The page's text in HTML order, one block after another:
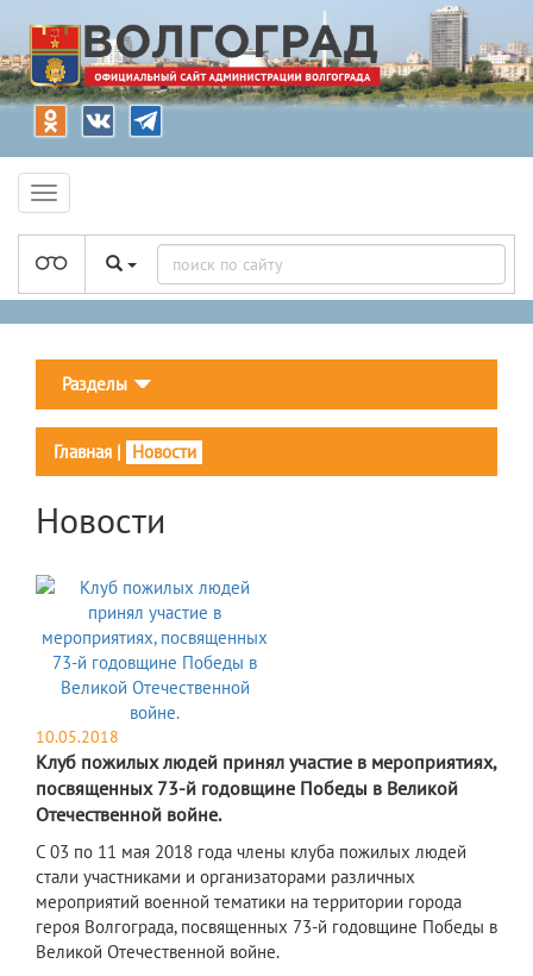
Разделы
Главная | Новости
Новости
10.05.2018
Клуб пожилых людей принял участие в мероприятиях,
посвященных 73-й годовщине Победы в Великой
Отечественной войне.
С 03 по 11 мая 2018 года члены клуба пожилых людей
стали участниками и организаторами различных
мероприятий военной тематики на территории города
героя Волгограда, посвященных 73-й годовщине Победы в
Великой Отечественной войне.